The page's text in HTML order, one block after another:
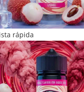
rápida